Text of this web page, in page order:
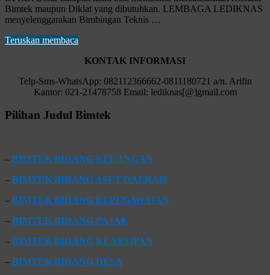
Bimtek maupun Diklat yang dibutuhkan. LEMBAGA LEDIKNAS
menyelenggarakan Bimbingan Teknis …
Teruskan membaca
KONTAK INFORMASI
Telp-Sms-WhatsApp: 082112366662-0811180721 a/n. Arifin
Kantor: 021-21478758 Email: lediknas[@]gmail.com
Pilihan Judul Bimtek
– BIMTEK BIDANG KEUANGAN
– BIMTEK BIDANG ASET DAERAH
– BIMTEK BIDANG KEPEGAWAIAN
– BIMTEK BIDANG PAJAK
– BIMTEK BIDANG KEARSIPAN
– BIMTEK BIDANG DESA